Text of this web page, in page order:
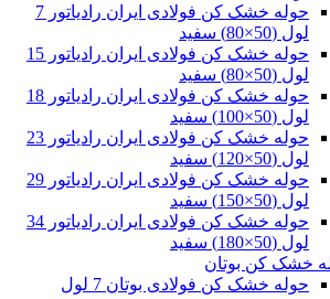
حوله خشک کن فولادی ایران رادیاتور 7
لول (50×80) سفید
حوله خشک کن فولادی ایران رادیاتور 15
لول (50×80) سفید
حوله خشک کن فولادی ایران رادیاتور 18
لول (50×100) سفید
حوله خشک کن فولادی ایران رادیاتور 23
لول (50×120) سفید
حوله خشک کن فولادی ایران رادیاتور 29
لول (50×150) سفید
حوله خشک کن فولادی ایران رادیاتور 34
لول (50×180) سفید
خشک کن بوتان
حوله خشک کن فولادی بوتان 7 لول